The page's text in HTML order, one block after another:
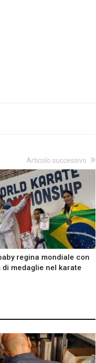
Articolo successivo
regina mondiale con
medaglie nel karate